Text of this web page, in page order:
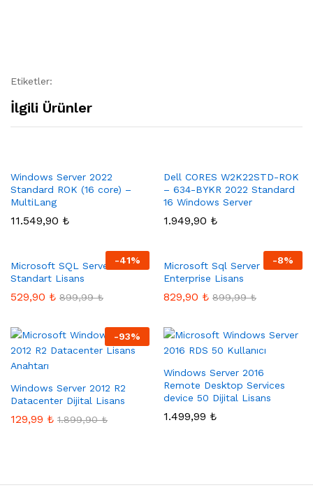
Etiketler:
İlgili Ürünler
Windows Server 2022
Standard ROK (16 core) –
MultiLang
11.549,90 ₺
Dell CORES W2K22STD-ROK
– 634-BYKR 2022 Standard
16 Windows Server
1.949,90 ₺
-41%
Microsoft SQL Server 2016
Standart Lisans
529,90 ₺ 899,99₺
-8%
Microsoft Sql Server 2017
Enterprise Lisans
829,90 ₺ 899,99₺
-93%
Windows Server 2012 R2
Datacenter Dijital Lisans
129,99 ₺ 1.899,90₺
Windows Server 2016
Remote Desktop Services
device 50 Dijital Lisans
1.499,99 ₺